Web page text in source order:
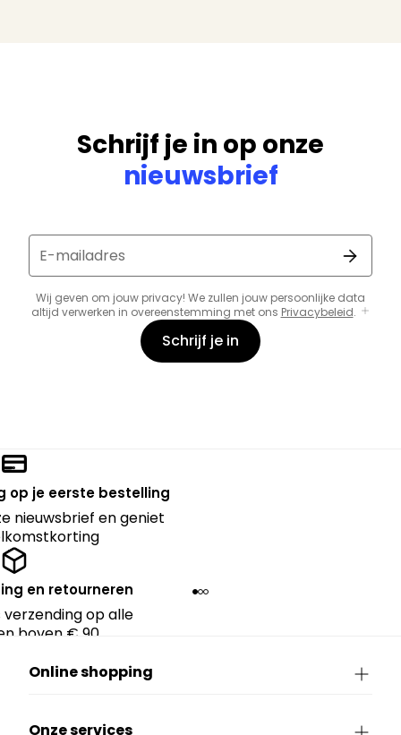
Schrijf je in op onze
nieuwsbrief
E-mailadres
Wij geven om jouw privacy! We zullen jouw persoonlijke data
altijd verwerken in overeenstemming met ons Privacybeleid.
Schrijf je in
op je eerste bestelling
nieuwsbrief en geniet
en retourneren
op alle
boven € 90.
Online shopping
Onze services